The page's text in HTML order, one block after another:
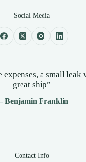
Social Media
expenses, a small leak
great ship”
Benjamin Franklin
Contact Info